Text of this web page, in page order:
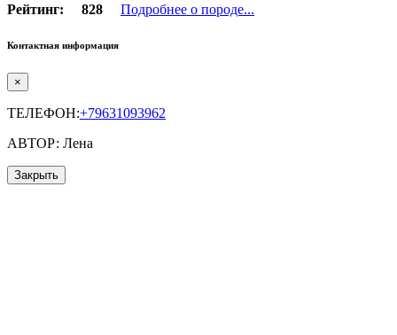
Рейтинг:
828 Подробнее о породе...
Контактная информация
×
ТЕЛЕФОН:+79631093962
АВТОР: Лена
Закрыть